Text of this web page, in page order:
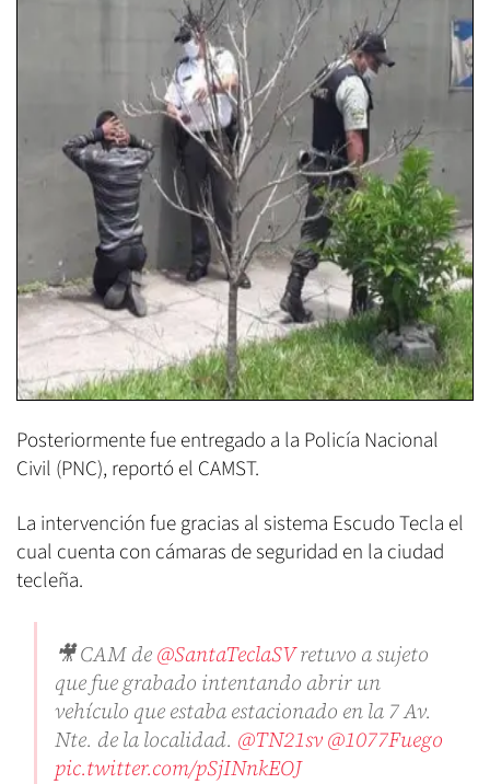
Posteriormente fue entregado a la Policía Nacional
Civil (PNC), reportó el CAMST.
La intervención fue gracias al sistema Escudo Tecla el
cual cuenta con cámaras de seguridad en la ciudad
tecleña.
🎥 CAM de@SantaTeclaSVretuvo a sujeto
que fue grabado intentando abrir un
vehículo que estaba estacionado en la 7 Av.
Nte. de la localidad. @TN21sv@1077Fuego
pic.twitter.com/pSjINnkEOJ